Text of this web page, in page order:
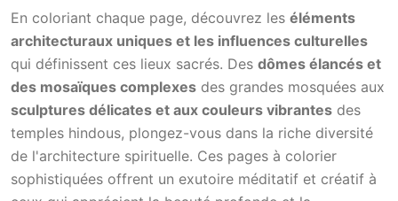
En coloriant chaque page, découvrez les éléments
architecturaux uniques et les influences culturelles
qui définissent ces lieux sacrés. Des dômes élancés et
des mosaïques complexes des grandes mosquées aux
sculptures délicates et aux couleurs vibrantes des
temples hindous, plongez-vous dans la riche diversité
de l'architecture spirituelle. Ces pages à colorier
sophistiquées offrent un exutoire méditatif et créatif à